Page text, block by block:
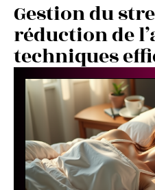
Gestion du
réduction de
techniques